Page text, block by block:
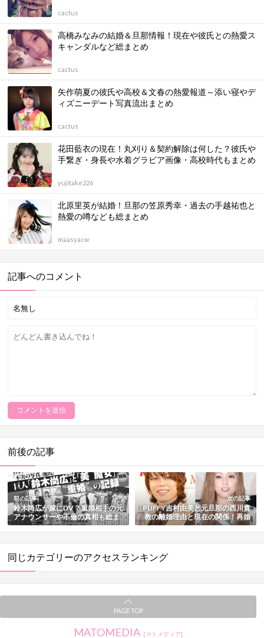
cactus
高橋みなみの結婚＆旦那情報！現在や彼氏との熱愛ス
キャンダルなど総まとめ
cactus
矢作萌夏の彼氏や高校＆文春の熱愛報道～添い寝やデ
ィズニーデート写真流出まとめ
cactus
花田藍衣の現在！丸刈り＆契約解除は何した？彼氏や
手繋ぎ・身長や水着グラビア画像・高校時代もまとめ
yujitake226
北原里英が結婚！旦那の笠原秀幸・過去の手越祐也と
熱愛の噂なども総まとめ
maasyacw
記事へのコメント
前後の記事
前の記事
鈴木尚広が嫁にDV？重婚相手の元
アナウンサーや不倫の真相も総ま
とめ
次の記事
PUFFY吉村由美と元旦那の西川貴
教の離婚理由と現在の関係！再婚
した元夫との間には子供あり【結
同じカテゴリーのアクセスランキング
PAGE TOP
MATOMEDIA [マトメディア]